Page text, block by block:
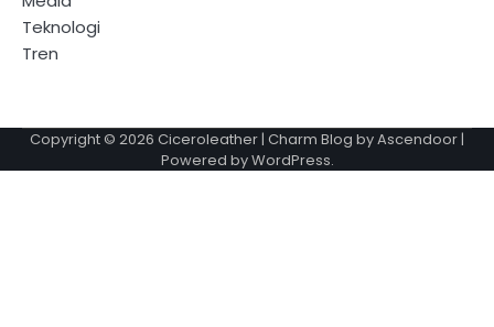
Teknologi
Tren
Copyright © 2026 Ciceroleather | Charm Blog byAscendoor |
Powered byWordPress.